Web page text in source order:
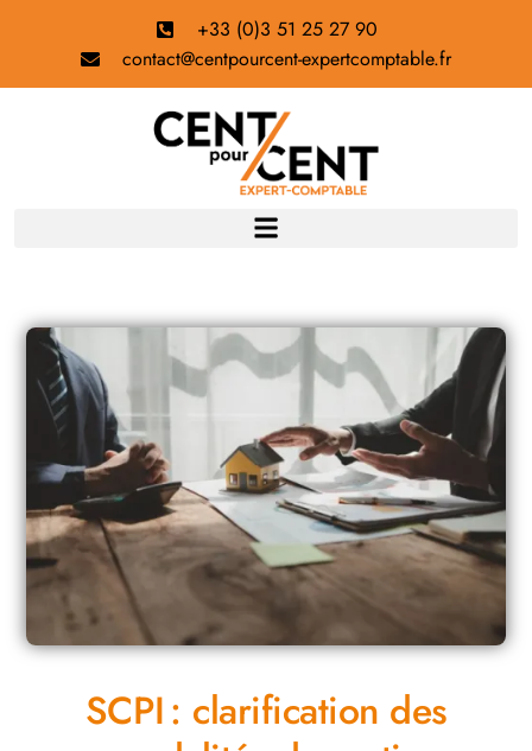
+33 (0)3 51 25 27 90
contact@centpourcent-expertcomptable.fr
SCPI : clarification des